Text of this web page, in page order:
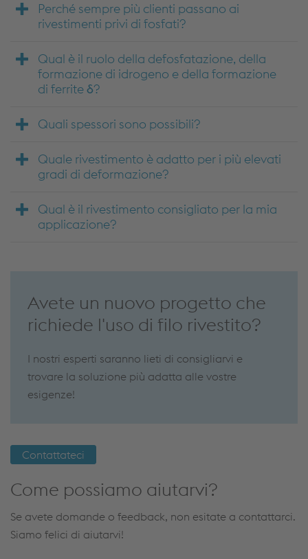
Perché sempre più clienti passano ai
rivestimenti privi di fosfati?
Qual è il ruolo della defosfatazione, della
formazione di idrogeno e della formazione
di ferrite δ?
Quali spessori sono possibili?
Quale rivestimento è adatto per i più elevati
gradi di deformazione?
Qual è il rivestimento consigliato per la mia
applicazione?
Avete un nuovo progetto che
richiede l'uso di filo rivestito?
I nostri esperti saranno lieti di consigliarvi e
trovare la soluzione più adatta alle vostre
esigenze!
Contattateci
Come possiamo aiutarvi?
Se avete domande o feedback, non esitate a contattarci.
Siamo felici di aiutarvi!